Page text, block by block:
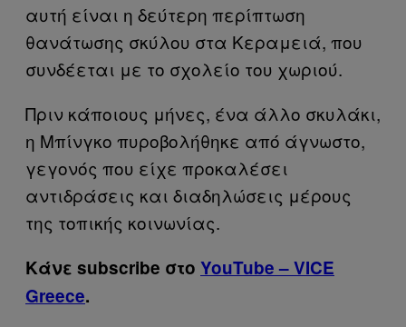
αυτή είναι η δεύτερη περίπτωση
θανάτωσης σκύλου στα Κεραμειά, που
συνδέεται με το σχολείο του χωριού.
Πριν κάποιους μήνες, ένα άλλο σκυλάκι,
η Μπίνγκο πυροβολήθηκε από άγνωστο,
γεγονός που είχε προκαλέσει
αντιδράσεις και διαδηλώσεις μέρους
της τοπικής κοινωνίας.
Κάνε subscribe στο YouTube – VICE
Greece.